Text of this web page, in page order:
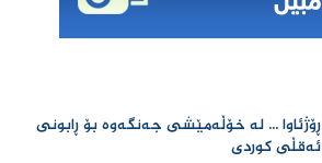
ڕۆژئاوا ... لە خۆڵەمێشی جەنگەوە بۆ ڕابونی
ئەقڵی کوردی